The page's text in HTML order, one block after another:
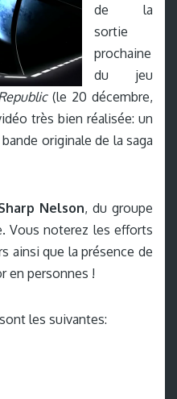
de la
sortie
prochaine
du jeu
(le 20 décembre,
très bien réalisée: un
originale de la saga
Nelson, du groupe
Vous noterez les efforts
ainsi que la présence de
en personnes !
les suivantes: